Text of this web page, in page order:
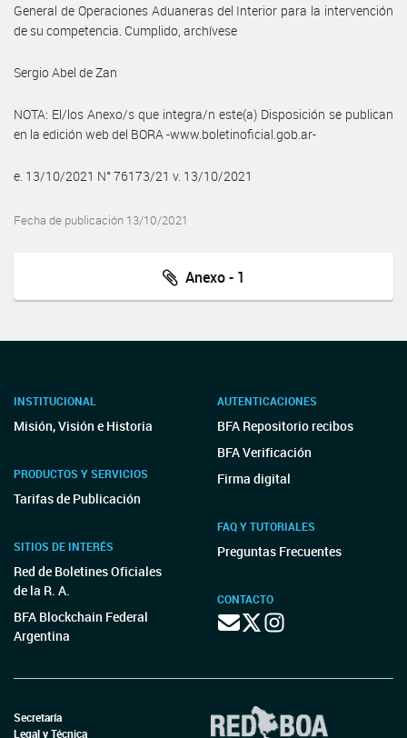
General de Operaciones Aduaneras del Interior para la intervención
de su competencia. Cumplido, archívese
Sergio Abel de Zan
NOTA: El/los Anexo/s que integra/n este(a) Disposición se publican
en la edición web del BORA -www.boletinoficial.gob.ar-
e. 13/10/2021 N° 76173/21 v. 13/10/2021
Fecha de publicación 13/10/2021
Anexo - 1
INSTITUCIONAL
Misión, Visión e Historia
PRODUCTOS Y SERVICIOS
Tarifas de Publicación
SITIOS DE INTERÉS
Red de Boletines Oficiales
de la R. A.
BFA Blockchain Federal
Argentina
AUTENTICACIONES
BFA Repositorio recibos
BFA Verificación
Firma digital
FAQ Y TUTORIALES
Preguntas Frecuentes
CONTACTO
Secretaría
Legal y Técnica